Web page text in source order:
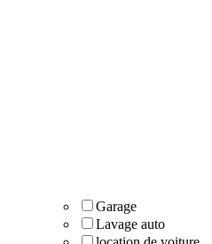
Garage
Lavage auto